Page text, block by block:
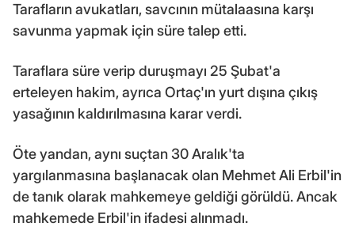
Tarafların avukatları, savcının mütalaasına karşı
savunma yapmak için süre talep etti.
Taraflara süre verip duruşmayı 25 Şubat'a
erteleyen hakim, ayrıca Ortaç'ın yurt dışına çıkış
yasağının kaldırılmasına karar verdi.
Öte yandan, aynı suçtan 30 Aralık'ta
yargılanmasına başlanacak olan Mehmet Ali Erbil'in
de tanık olarak mahkemeye geldiği görüldü. Ancak
mahkemede Erbil'in ifadesi alınmadı.